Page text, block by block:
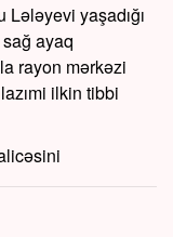
yaşadığı
ayaq
rayon mərkəzi
ilkin tibbi